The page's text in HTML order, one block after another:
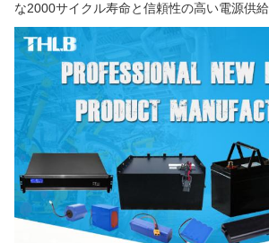
な2000サイクル寿命と信頼性の高い電源供給.